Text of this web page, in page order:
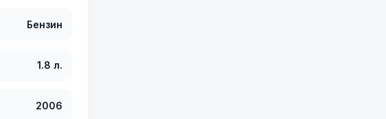
Бензин
1.8 л.
2006